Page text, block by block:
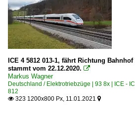
ICE 4 5812 013-1, fährt Richtung
stammt vom 22.12.2020. 
Markus Wagner
Deutschland / Elektrotriebzüge | 93 8x | ICE -
812
 323 1200x800 Px, 11.01.2021 